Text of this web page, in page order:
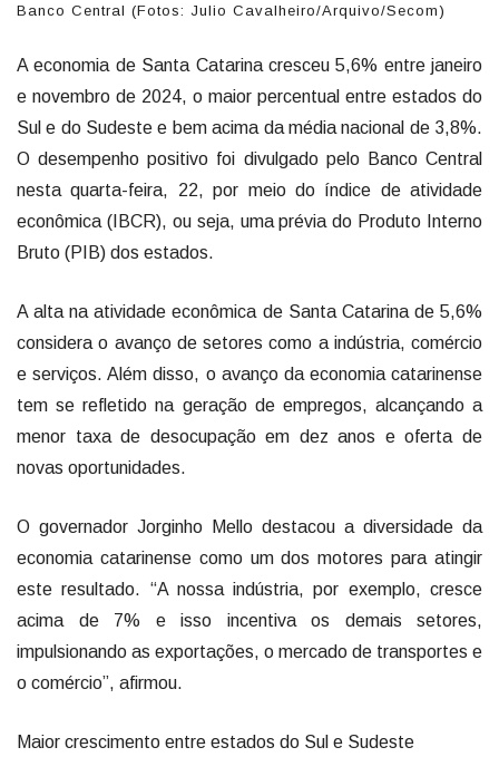
Banco Central (Fotos: Julio Cavalheiro/Arquivo/Secom)
A economia de Santa Catarina cresceu 5,6% entre janeiro
e novembro de 2024, o maior percentual entre estados do
Sul e do Sudeste e bem acima da média nacional de 3,8%.
O desempenho positivo foi divulgado pelo Banco Central
nesta quarta-feira, 22, por meio do índice de atividade
econômica (IBCR), ou seja, uma prévia do Produto Interno
Bruto (PIB) dos estados.
A alta na atividade econômica de Santa Catarina de 5,6%
considera o avanço de setores como a indústria, comércio
e serviços. Além disso, o avanço da economia catarinense
tem se refletido na geração de empregos, alcançando a
menor taxa de desocupação em dez anos e oferta de
novas oportunidades.
O governador Jorginho Mello destacou a diversidade da
economia catarinense como um dos motores para atingir
este resultado. “A nossa indústria, por exemplo, cresce
acima de 7% e isso incentiva os demais setores,
impulsionando as exportações, o mercado de transportes e
o comércio”, afirmou.
Maior crescimento entre estados do Sul e Sudeste